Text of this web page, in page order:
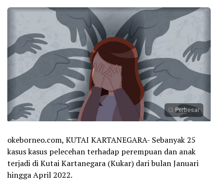
Perbesar
okeborneo.com, KUTAI KARTANEGARA- Sebanyak 25
kasus kasus pelecehan terhadap perempuan dan anak
terjadi di Kutai Kartanegara (Kukar) dari bulan Januari
hingga April 2022.